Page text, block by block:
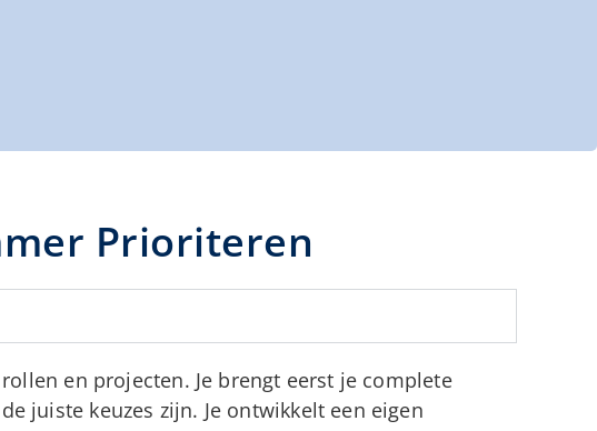
Prioriteren
en projecten. Je brengt eerst je complete
juiste keuzes zijn. Je ontwikkelt een eigen